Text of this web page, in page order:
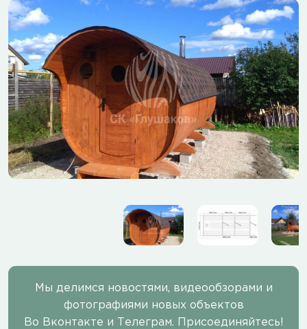
Мы делимся новостями, видеообзорами и
фотографиями новых объектов
Во Вконтакте и Телеграм. Присоединяйтесь!